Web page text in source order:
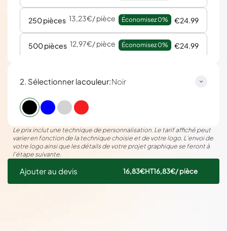
250 pièces 13,23€/ pièce Économisez 0% €24.99
500 pièces 12,97€/ pièce Économisez 0% €24.99
2. Sélectionner lacouleur:Noir
Le prix inclut une technique de personnalisation. Le tarif affiché peut
varier en fonction de la technique choisie et de votre logo. L’envoi de
votre logo ainsi que les détails de votre projet graphique se feront à
l’étape suivante.
Ajouter au devis 16,83€HT16,83€/ pièce